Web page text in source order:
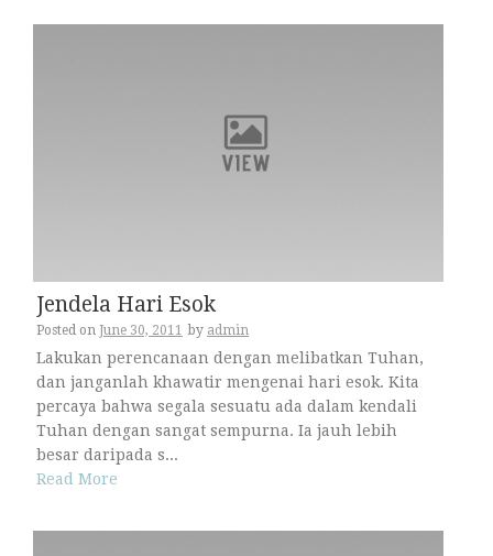
Jendela Hari Esok
Posted on June 30, 2011 by admin
Lakukan perencanaan dengan melibatkan Tuhan,
dan janganlah khawatir mengenai hari esok. Kita
percaya bahwa segala sesuatu ada dalam kendali
Tuhan dengan sangat sempurna. Ia jauh lebih
besar daripada s...
Read More